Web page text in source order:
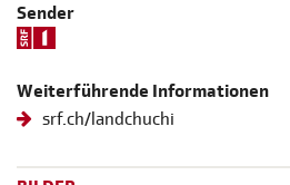
Sender
Weiterführende Informationen
srf.ch/landchuchi